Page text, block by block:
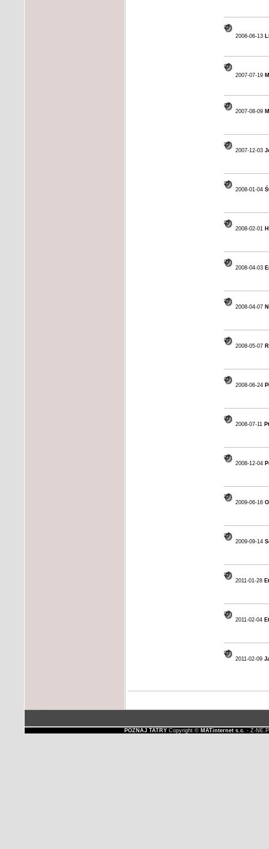
2006-06-13
2007-07-19
2007-08-09
2007-12-03
2008-01-04
2008-02-01
2008-04-03
2008-04-07
2008-05-07
2008-06-24
2008-07-11
2008-12-04
2009-06-16
2009-09-14
2011-01-28
2011-02-04
2011-02-09
POZNAJ TATRYCopyright © MATinternet s.c. - Z-